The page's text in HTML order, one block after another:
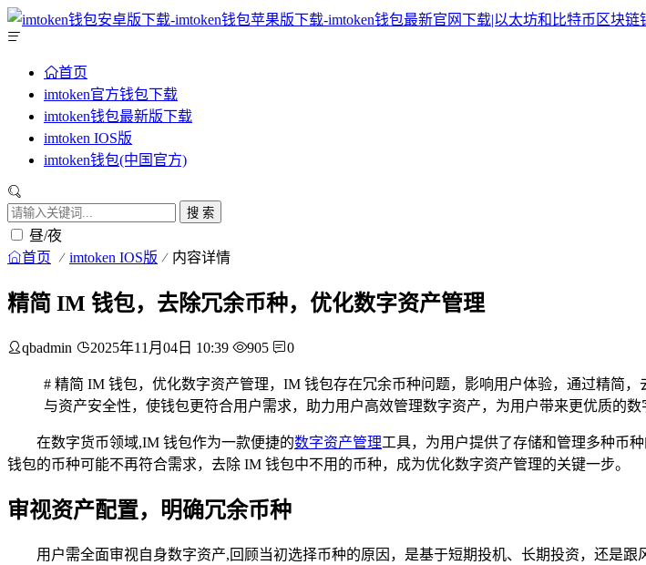
首页
imtoken官方钱包下载
imtoken钱包最新版下载
imtoken IOS版
imtoken钱包(中国官方)
搜 索
昼/夜
首页 imtoken IOS版 内容详情
精简 IM 钱包，去除冗余币种，优化数字资产管理
qbadmin 2025年11月04日 10:39 905 0
# 精简 IM 钱包，优化数字资产管理，IM 钱包存在冗余币种问题，影响用户体验，通过精简
与资产安全性，使钱包更符合用户需求，助力用户高效管理数字资产，为用户带来更优质的
在数字货币领域,IM 钱包作为一款便捷的数字资产管理工具，为用户提供了存储和管理多种币
钱包的币种可能不再符合需求，去除 IM 钱包中不用的币种，成为优化数字资产管理的关键一步。
审视资产配置，明确冗余币种
用户需全面审视自身数字资产,回顾当初选择币种的原因，是基于短期投机、长期投资，还是